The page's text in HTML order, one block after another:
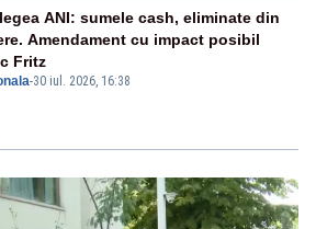
-30 iul. 2026, 16:38
ANI: sumele cash, eliminate din
Amendament cu impact posibil
Fritz